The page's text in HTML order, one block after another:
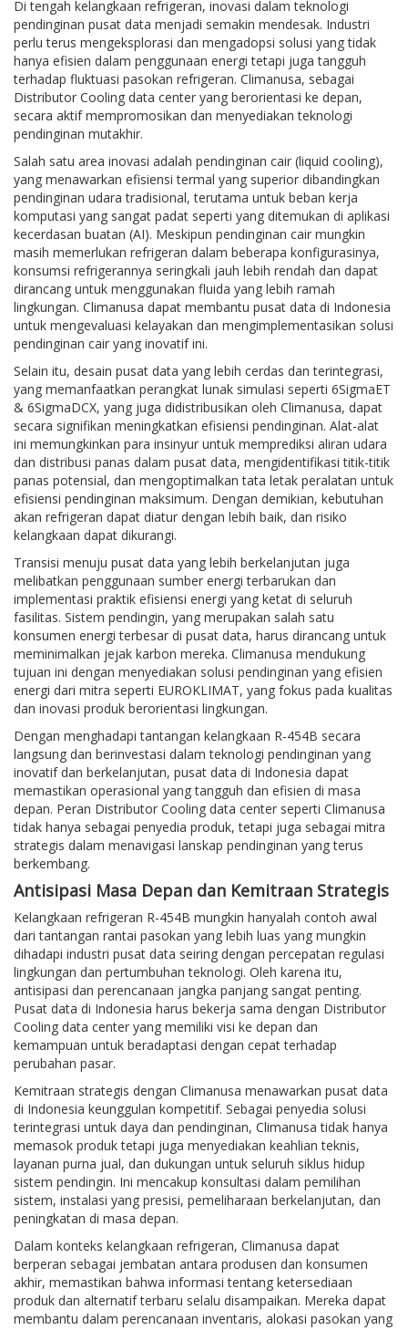
Di tengah kelangkaan refrigeran, inovasi dalam teknologi
pendinginan pusat data menjadi semakin mendesak. Industri
perlu terus mengeksplorasi dan mengadopsi solusi yang tidak
hanya efisien dalam penggunaan energi tetapi juga tangguh
terhadap fluktuasi pasokan refrigeran. Climanusa, sebagai
Distributor Cooling data center yang berorientasi ke depan,
secara aktif mempromosikan dan menyediakan teknologi
pendinginan mutakhir.
Salah satu area inovasi adalah pendinginan cair (liquid cooling),
yang menawarkan efisiensi termal yang superior dibandingkan
pendinginan udara tradisional, terutama untuk beban kerja
komputasi yang sangat padat seperti yang ditemukan di aplikasi
kecerdasan buatan (AI). Meskipun pendinginan cair mungkin
masih memerlukan refrigeran dalam beberapa konfigurasinya,
konsumsi refrigerannya seringkali jauh lebih rendah dan dapat
dirancang untuk menggunakan fluida yang lebih ramah
lingkungan. Climanusa dapat membantu pusat data di Indonesia
untuk mengevaluasi kelayakan dan mengimplementasikan solusi
pendinginan cair yang inovatif ini.
Selain itu, desain pusat data yang lebih cerdas dan terintegrasi,
yang memanfaatkan perangkat lunak simulasi seperti 6SigmaET
& 6SigmaDCX, yang juga didistribusikan oleh Climanusa, dapat
secara signifikan meningkatkan efisiensi pendinginan. Alat-alat
ini memungkinkan para insinyur untuk memprediksi aliran udara
dan distribusi panas dalam pusat data, mengidentifikasi titik-titik
panas potensial, dan mengoptimalkan tata letak peralatan untuk
efisiensi pendinginan maksimum. Dengan demikian, kebutuhan
akan refrigeran dapat diatur dengan lebih baik, dan risiko
kelangkaan dapat dikurangi.
Transisi menuju pusat data yang lebih berkelanjutan juga
melibatkan penggunaan sumber energi terbarukan dan
implementasi praktik efisiensi energi yang ketat di seluruh
fasilitas. Sistem pendingin, yang merupakan salah satu
konsumen energi terbesar di pusat data, harus dirancang untuk
meminimalkan jejak karbon mereka. Climanusa mendukung
tujuan ini dengan menyediakan solusi pendinginan yang efisien
energi dari mitra seperti EUROKLIMAT, yang fokus pada kualitas
dan inovasi produk berorientasi lingkungan.
Dengan menghadapi tantangan kelangkaan R-454B secara
langsung dan berinvestasi dalam teknologi pendinginan yang
inovatif dan berkelanjutan, pusat data di Indonesia dapat
memastikan operasional yang tangguh dan efisien di masa
depan. Peran Distributor Cooling data center seperti Climanusa
tidak hanya sebagai penyedia produk, tetapi juga sebagai mitra
strategis dalam menavigasi lanskap pendinginan yang terus
berkembang.
Antisipasi Masa Depan dan Kemitraan Strategis
Kelangkaan refrigeran R-454B mungkin hanyalah contoh awal
dari tantangan rantai pasokan yang lebih luas yang mungkin
dihadapi industri pusat data seiring dengan percepatan regulasi
lingkungan dan pertumbuhan teknologi. Oleh karena itu,
antisipasi dan perencanaan jangka panjang sangat penting.
Pusat data di Indonesia harus bekerja sama dengan Distributor
Cooling data center yang memiliki visi ke depan dan
kemampuan untuk beradaptasi dengan cepat terhadap
perubahan pasar.
Kemitraan strategis dengan Climanusa menawarkan pusat data
di Indonesia keunggulan kompetitif. Sebagai penyedia solusi
terintegrasi untuk daya dan pendinginan, Climanusa tidak hanya
memasok produk tetapi juga menyediakan keahlian teknis,
layanan purna jual, dan dukungan untuk seluruh siklus hidup
sistem pendingin. Ini mencakup konsultasi dalam pemilihan
sistem, instalasi yang presisi, pemeliharaan berkelanjutan, dan
peningkatan di masa depan.
Dalam konteks kelangkaan refrigeran, Climanusa dapat
berperan sebagai jembatan antara produsen dan konsumen
akhir, memastikan bahwa informasi tentang ketersediaan
produk dan alternatif terbaru selalu disampaikan. Mereka dapat
membantu dalam perencanaan inventaris, alokasi pasokan yang